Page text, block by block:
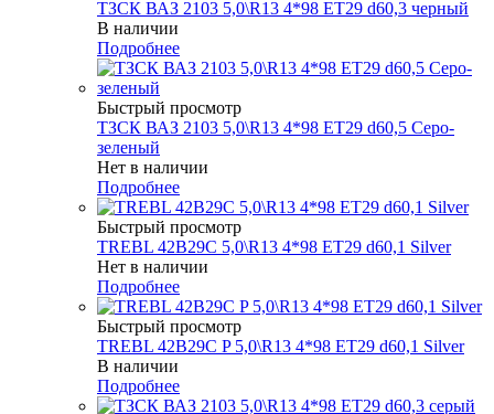
ТЗСК ВАЗ 2103 5,0\R13 4*98 ET29 d60,3 черный
В наличии
Подробнее
Быстрый просмотр
ТЗСК ВАЗ 2103 5,0\R13 4*98 ET29 d60,5 Серо-
зеленый
Нет в наличии
Подробнее
Быстрый просмотр
TREBL 42B29C 5,0\R13 4*98 ET29 d60,1 Silver
Нет в наличии
Подробнее
Быстрый просмотр
TREBL 42B29C P 5,0\R13 4*98 ET29 d60,1 Silver
В наличии
Подробнее